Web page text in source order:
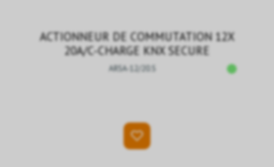
ACTIONNEUR DE COMMUTATION 12X
20A/C-CHARGE KNX SECURE
ARSA-12/20.S